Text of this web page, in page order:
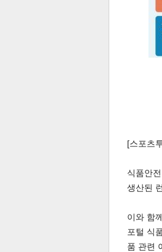
페이 트위
댓글
[스포츠
식품안
생산된
이와 함
포털 식
품 관련